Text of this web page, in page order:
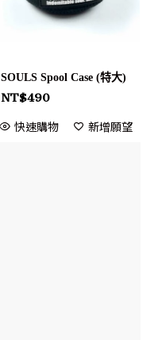
SOULS Spool Case (特大)
NT$490
快速購物 新增願望